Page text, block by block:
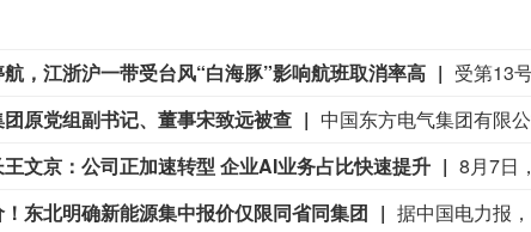
，江浙沪一带受台风“白海豚”影响航班取消率高
原党组副书记、董事宋致远被查
文京：公司正加速转型 企业AI业务占比快速提升
东北明确新能源集中报价仅限同省同集团